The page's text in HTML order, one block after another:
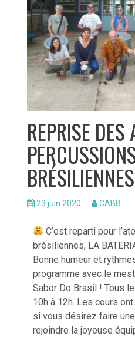
REPRISE DES
BRÉSILIENNES
23 juin 2020 CABB
C’est reparti pour
brésiliennes, LA
Bonne humeur et
programme avec le
Sabor Do Brasil ! Tous
10h à 12h. Les cours
si vous désirez faire
rejoindre la joyeuse